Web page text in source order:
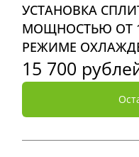
УСТАНОВКА
МОЩНОСТЬЮ ОТ
РЕЖИМЕ
15 700